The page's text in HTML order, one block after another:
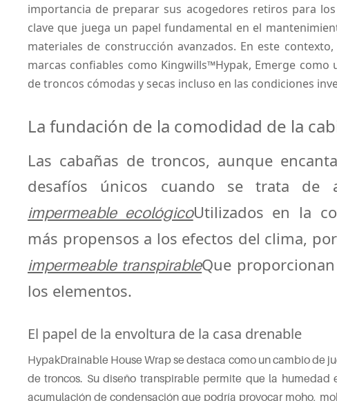
importancia de preparar sus acogedores retiros para
clave que juega un papel fundamental en el
materiales de construcción avanzados. En este
marcas confiables como Kingwills™Hypak, Emerge como
de troncos cómodas y secas incluso en las condiciones
La fundación de la comodidad de la
Las cabañas de troncos, aunque
desafíos únicos cuando se trata de
impermeable ecológicoUtilizados en la
más propensos a los efectos del clima,
impermeable transpirableQue
los elementos.
El papel de la envoltura de la casa drenable
HypakDrainable House Wrap se destaca como un cambio de
de troncos. Su diseño transpirable permite que la
acumulación de condensación que podría provocar moho,